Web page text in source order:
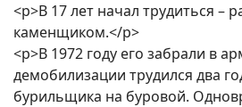
<p>В 17 лет начал трудиться –
каменщиком.</p>
<p>В 1972 году его забрали в
демобилизации трудился два
бурильщика на буровой.